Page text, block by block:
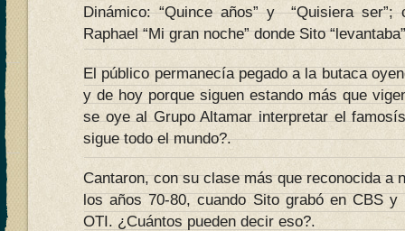
Dinámico: “Quince años” y “Quisiera
Raphael “Mi gran noche” donde Sito
El público permanecía pegado a la butaca
y de hoy porque siguen estando más que
se oye al Grupo Altamar interpretar el
sigue todo el mundo?.
Cantaron, con su clase más que reconocida a
los años 70-80, cuando Sito grabó en CBS
OTI. ¿Cuántos pueden decir eso?.